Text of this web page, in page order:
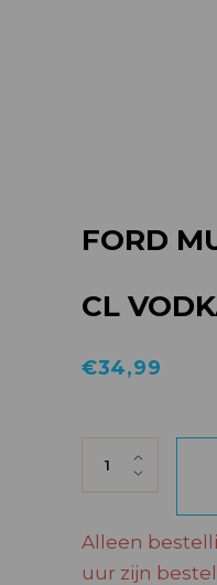
FORD
CL
€34,99
FORD
Alleen
uur zijn